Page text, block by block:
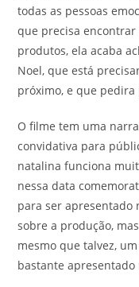
todas as pessoas
que precisa
produtos, ela acaba
Noel, que está
próximo, e que pedira
O filme tem uma
convidativa para
natalina funciona
nessa data
para ser apresentado
sobre a produção,
mesmo que talvez,
bastante apresentado